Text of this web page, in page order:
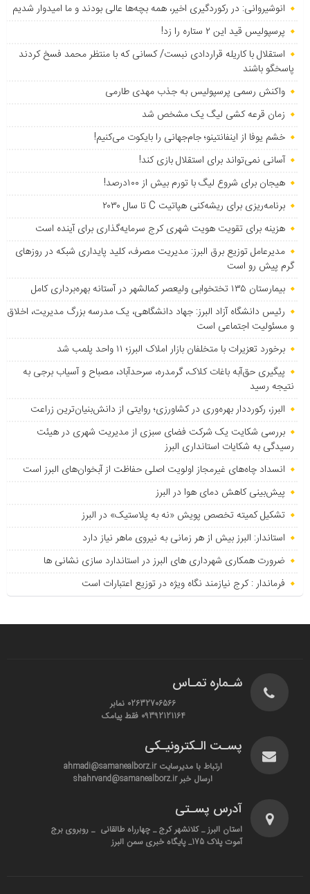
انوشیروانی: در رکوردگیری اخیر، همه بچه‌ها عالی بودند و ما امیدوار شدیم
پرسپولیس قید این ۲ ستاره را زد!
استقلال با کاریله قراردادی نبست/ کسانی که با منتظر محمد فسخ کردند
پاسخگو باشند
واکنش رسمی پرسپولیس به جذب مهدی طارمی
زمان قرعه کشی لیگ یک مشخص شد
خشم یوفا از اینفانتینو؛ جام‌جهانی را بایکوت می‌کنیم!
آسانی نمی‌تواند برای استقلال بازی کند!
هیجان برای شروع لیگ با تورم بیش از ۱۰۰درصد!
برنامه‌ریزی برای ریشه‌کنی هپاتیت C تا سال ۲۰۳۰
هزینه برای تقویت هویت شهری کرج سرمایه‌گذاری برای آینده است
مدیرعامل توزیع برق البرز: مدیریت مصرف، کلید پایداری شبکه در روزهای
گرم پیش رو است
بیمارستان ۱۳۵ تختخوابی ولیعصر کمالشهر در آستانه بهره‌برداری کامل
رئیس دانشگاه آزاد البرز: جهاد دانشگاهی، یک مدرسه بزرگ مدیریت، اخلاق
و مسئولیت اجتماعی است
برخورد تعزیرات با متخلفان بازار املاک البرز؛ ۱۱ واحد پلمب شد
پیگیری حق‌آبه باغات کلاک، گرمدره، سرحدآباد، مصباح و آسیاب برجی به
نتیجه رسید
البرز، رکورددار بهره‌وری در کشاورزی؛ روایتی از دانش‌بنیان‌ترین زراعت
بررسی شکایت یک شرکت فضای سبزی از مدیریت شهری در هیئت
رسیدگی به شکایات استانداری البرز
انسداد چاه‌های غیرمجاز اولویت اصلی حفاظت از آبخوان‌های البرز است
پیش‌بینی کاهش دمای هوا در البرز
تشکیل کمیته تخصص پویش «نه به پلاستیک» در البرز
استاندار: البرز بیش از هر زمانی به نیروی ماهر نیاز دارد
ضرورت همکاری شهرداری های البرز در استاندارد سازی نشانی ها
فرماندار : کرج نیازمند نگاه ویژه در توزیع اعتبارات است
شـماره تمـاس
02632706566 نمابر
09392121164 فقط پیامک
پسـت الـکترونیـکی
ارتباط با مدیرسایت ahmadi@samanealborz.ir
ارسال خبر shahrvand@samanealborz.ir
آدرس پسـتی
استان البرز _ کلانشهر کرج _ چهارراه طالقانی _ روبروی برج
آموت پلاک 175_ پایگاه خبری سمن البرز